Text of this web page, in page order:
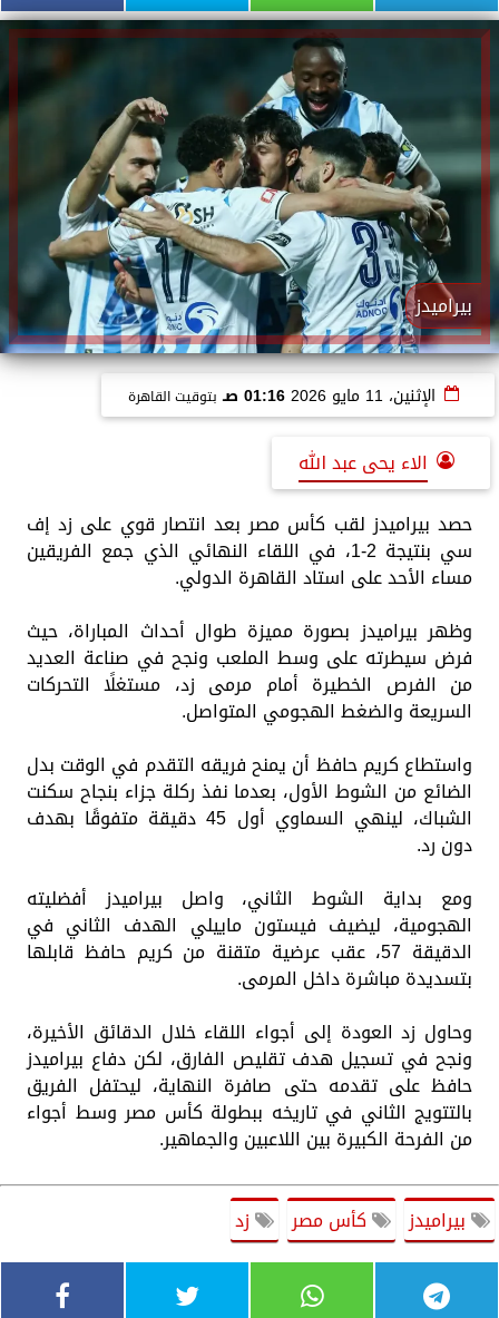
بيراميدز
الإثنين، 11 مايو 2026 01:16 صـ بتوقيت القاهرة
الاء يحى عبد الله
حصد بيراميدز لقب كأس مصر بعد انتصار قوي على زد إف
سي بنتيجة 2-1، في اللقاء النهائي الذي جمع الفريقين
مساء الأحد على استاد القاهرة الدولي.
وظهر بيراميدز بصورة مميزة طوال أحداث المباراة، حيث
فرض سيطرته على وسط الملعب ونجح في صناعة العديد
من الفرص الخطيرة أمام مرمى زد، مستغلًا التحركات
السريعة والضغط الهجومي المتواصل.
واستطاع كريم حافظ أن يمنح فريقه التقدم في الوقت بدل
الضائع من الشوط الأول، بعدما نفذ ركلة جزاء بنجاح سكنت
الشباك، لينهي السماوي أول 45 دقيقة متفوقًا بهدف
دون رد.
ومع بداية الشوط الثاني، واصل بيراميدز أفضليته
الهجومية، ليضيف فيستون ماييلي الهدف الثاني في
الدقيقة 57، عقب عرضية متقنة من كريم حافظ قابلها
بتسديدة مباشرة داخل المرمى.
وحاول زد العودة إلى أجواء اللقاء خلال الدقائق الأخيرة،
ونجح في تسجيل هدف تقليص الفارق، لكن دفاع بيراميدز
حافظ على تقدمه حتى صافرة النهاية، ليحتفل الفريق
بالتتويج الثاني في تاريخه ببطولة كأس مصر وسط أجواء
من الفرحة الكبيرة بين اللاعبين والجماهير.
بيراميدز كأس مصر زد